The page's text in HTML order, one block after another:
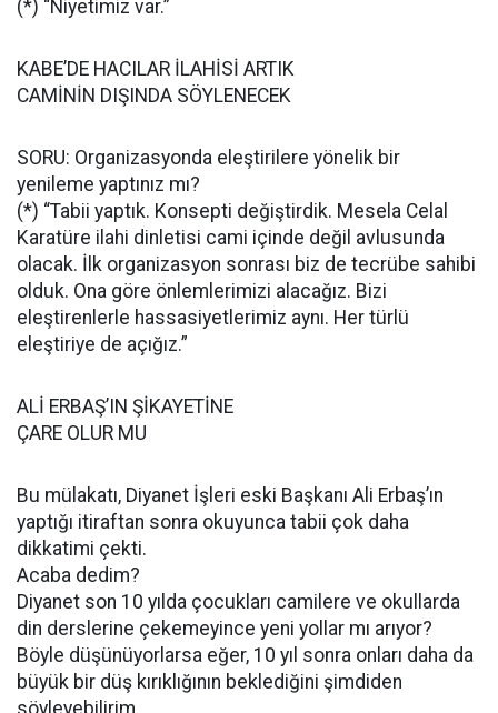
(*) “Niyetimiz var.”
KABE’DE HACILAR İLAHİSİ ARTIK
CAMİNİN DIŞINDA SÖYLENECEK
SORU: Organizasyonda eleştirilere yönelik bir
yenileme yaptınız mı?
(*) “Tabii yaptık. Konsepti değiştirdik. Mesela Celal
Karatüre ilahi dinletisi cami içinde değil avlusunda
olacak. İlk organizasyon sonrası biz de tecrübe sahibi
olduk. Ona göre önlemlerimizi alacağız. Bizi
eleştirenlerle hassasiyetlerimiz aynı. Her türlü
eleştiriye de açığız.”
ALİ ERBAŞ’IN ŞİKAYETİNE
ÇARE OLUR MU
Bu mülakatı, Diyanet İşleri eski Başkanı Ali Erbaş’ın
yaptığı itiraftan sonra okuyunca tabii çok daha
dikkatimi çekti.
Acaba dedim?
Diyanet son 10 yılda çocukları camilere ve okullarda
din derslerine çekemeyince yeni yollar mı arıyor?
Böyle düşünüyorlarsa eğer, 10 yıl sonra onları daha da
büyük bir düş kırıklığının beklediğini şimdiden